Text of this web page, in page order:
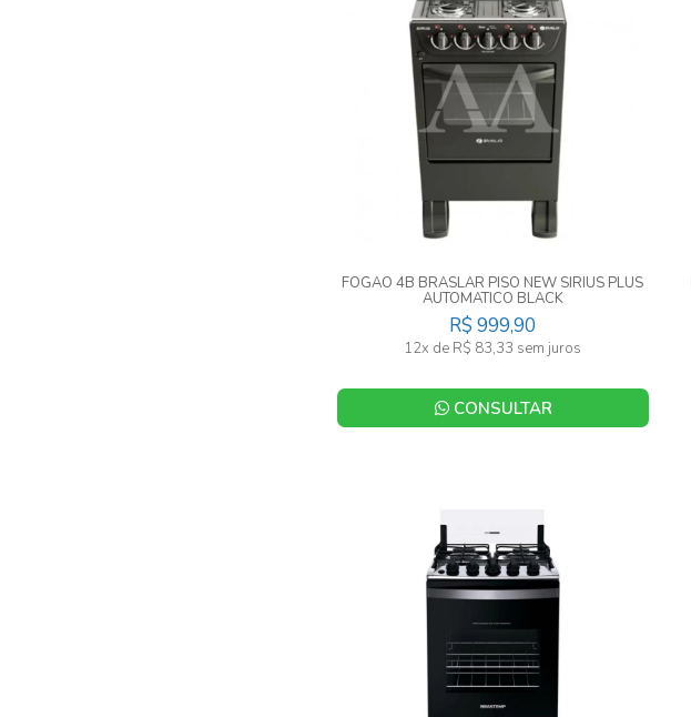
FOGAO 4B BRASLAR PISO NEW SIRIUS PLUS
AUTOMATICO BLACK
R$ 999,90
12x de R$ 83,33 sem juros
CONSULTAR